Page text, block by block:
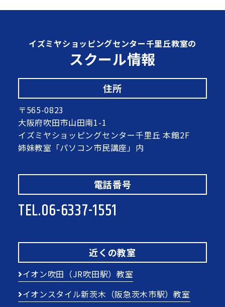
イズミヤショッピングセンター千里丘教室の
スクール情報
住所
〒565-0823
大阪府吹田市山田南1-1
イズミヤショッピングセンター千里丘 本館2F
姉妹教室「パソコン市民講座」内
電話番号
TEL.06-6337-1551
近くの教室
イオン吹田（JR吹田駅）教室
イオンスタイル新茨木（阪急茨木市駅）教室